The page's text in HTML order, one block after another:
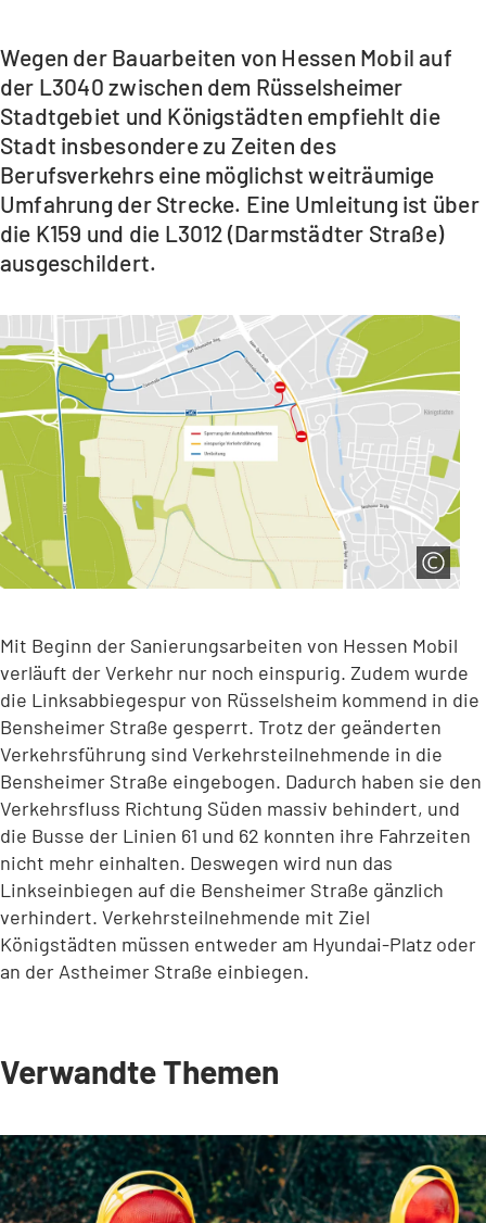
Wegen der Bauarbeiten von Hessen Mobil auf
der L3040 zwischen dem Rüsselsheimer
Stadtgebiet und Königstädten empfiehlt die
Stadt insbesondere zu Zeiten des
Berufsverkehrs eine möglichst weiträumige
Umfahrung der Strecke. Eine Umleitung ist über
die K159 und die L3012 (Darmstädter Straße)
ausgeschildert.
Mit Beginn der Sanierungsarbeiten von Hessen Mobil
verläuft der Verkehr nur noch einspurig. Zudem wurde
die Linksabbiegespur von Rüsselsheim kommend in die
Bensheimer Straße gesperrt. Trotz der geänderten
Verkehrsführung sind Verkehrsteilnehmende in die
Bensheimer Straße eingebogen. Dadurch haben sie den
Verkehrsfluss Richtung Süden massiv behindert, und
die Busse der Linien 61 und 62 konnten ihre Fahrzeiten
nicht mehr einhalten. Deswegen wird nun das
Linkseinbiegen auf die Bensheimer Straße gänzlich
verhindert. Verkehrsteilnehmende mit Ziel
Königstädten müssen entweder am Hyundai-Platz oder
an der Astheimer Straße einbiegen.
Verwandte Themen